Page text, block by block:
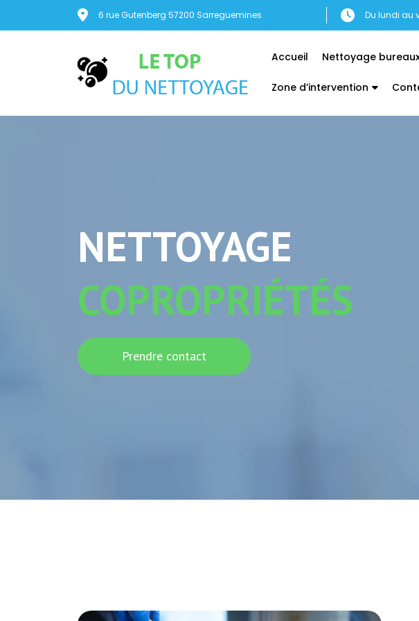
6 rue Gutenberg 57200 Sarreguemines Du lundi au
Accueil Nettoyage
Zone d’intervention
NETTOYAGE
COPROPRIÉTÉS
Prendre contact